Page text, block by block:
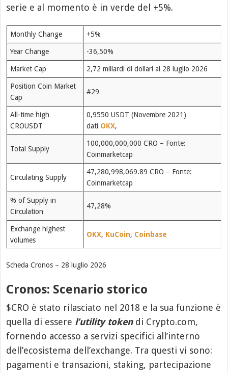
serie e al momento è in verde del +5%.
Monthly Change +5%
Year Change -36,50%
Market Cap 2,72 miliardi di dollari al 28 luglio 2026
Position Coin Market
Cap
#29
All-time high
CROUSDT
0,9550 USDT (Novembre 2021)
dati OKX,
Total Supply
100,000,000,000 CRO – Fonte:
Coinmarketcap
Circulating Supply
47,280,998,069.89 CRO – Fonte:
Coinmarketcap
% of Supply in
Circulation
47,28%
Exchange highest
volumes
OKX, KuCoin, Coinbase
Scheda Cronos – 28 luglio 2026
Cronos: Scenario storico
$CRO è stato rilasciato nel 2018 e la sua funzione è
quella di essere l’utility token di Crypto.com,
fornendo accesso a servizi specifici all’interno
dell’ecosistema dell’exchange. Tra questi vi sono:
pagamenti e transazioni, staking, partecipazione